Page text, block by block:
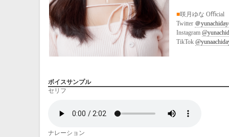
■咲月ゆな Oﬃcial
Twitter ＠
Instagram
TikTok
ボイスサンプル
セリフ
ナレーション